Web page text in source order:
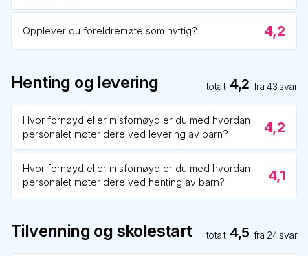
Opplever du foreldremøte som nyttig? 4,2
Henting og levering totalt 4,2 fra43 svar
Hvor fornøyd eller misfornøyd er du med hvordan
personalet møter dere ved levering av barn?
4,2
Hvor fornøyd eller misfornøyd er du med hvordan
personalet møter dere ved henting av barn?
4,1
Tilvenning og skolestart totalt 4,5 fra 24svar